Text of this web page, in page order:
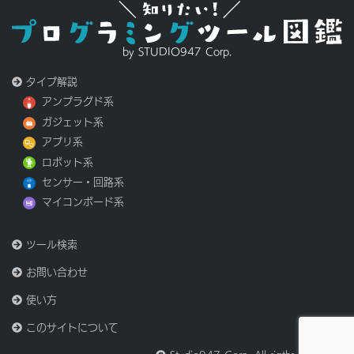
by STUDIO947 Corp.
タイプ解説
アンプラグド系
ガジェット系
アプリ系
ロボット系
センサー・回路系
マイコンボード系
ツール検索
お問い合わせ
使い方
このサイトについて